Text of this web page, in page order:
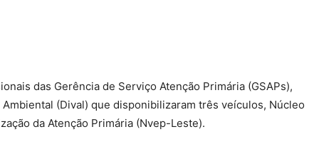
das Gerência de Serviço Atenção Primária (GSAPs),
(Dival) que disponibilizaram três veículos, Núcleo
da Atenção Primária (Nvep-Leste).